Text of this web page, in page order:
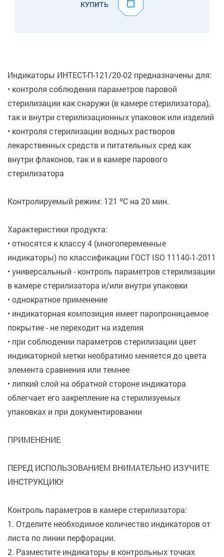
КУПИТЬ
Индикаторы ИНТЕСТ-П-121/20-02 предназначены для:
• контроля соблюдения параметров паровой
стерилизации как снаружи (в камере стерилизатора),
так и внутри стерилизационных упаковок или изделий
• контроля стерилизации водных растворов
лекарственных средств и питательных сред как
внутри флаконов, так и в камере парового
стерилизатора
Контролируемый режим: 121 ºС на 20 мин.
Характеристики продукта:
• относятся к классу 4 (многопеременные
индикаторы) по классификации ГОСТ ISO 11140-1-2011
• универсальный - контроль параметров стерилизации
в камере стерилизатора и/или внутри упаковки
• однократное применение
• индикаторная композиция имеет паропроницаемое
покрытие - не переходит на изделия
• при соблюдении параметров стерилизации цвет
индикаторной метки необратимо меняется до цвета
элемента сравнения или темнее
• липкий слой на обратной стороне индикатора
облегчает его закрепление на стерилизуемых
упаковках и при документировании
ПРИМЕНЕНИЕ
ПЕРЕД ИСПОЛЬЗОВАНИЕМ ВНИМАТЕЛЬНО ИЗУЧИТЕ
ИНСТРУКЦИЮ!
Контроль параметров в камере стерилизатора:
1. Отделите необходимое количество индикаторов от
листа по линии перфорации.
2. Разместите индикаторы в контрольных точках